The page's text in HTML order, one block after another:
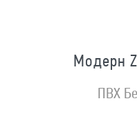
Модерн
ПВХ